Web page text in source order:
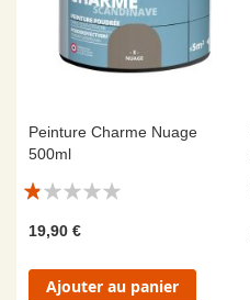
Peinture Charme Nuage
500ml
Évaluation:
19,90 €
Ajouter au panier